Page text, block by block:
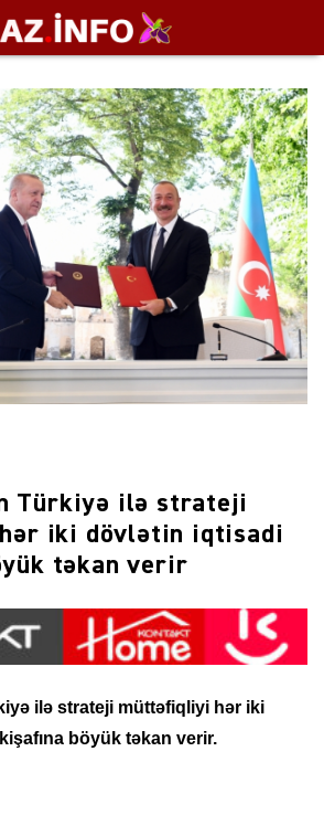
Türkiyə ilə strateji
iki dövlətin iqtisadi
təkan verir
ilə strateji müttəfiqliyi hər iki
böyük təkan verir.